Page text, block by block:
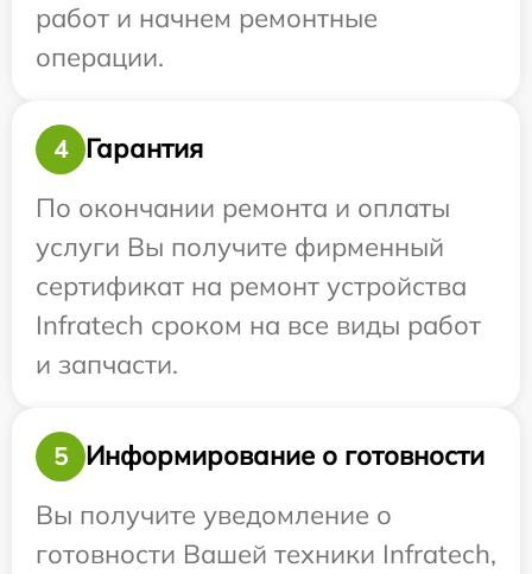
работ и начнем ремонтные
операции.
4
Гарантия
По окончании ремонта и оплаты
услуги Вы получите фирменный
сертификат на ремонт устройства
Infratech сроком на все виды работ
и запчасти.
5
Информирование о готовности
Вы получите уведомление о
готовности Вашей техники Infratech,